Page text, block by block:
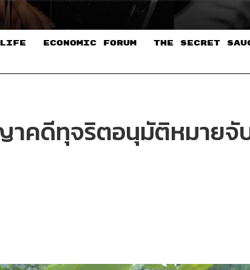
LIFE ECONOMIC FORUM THE SECRET
าคดีทุจริตอนุมัติหมายจั